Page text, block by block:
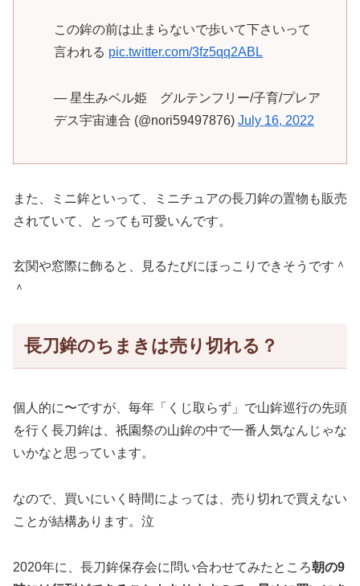
この鉾の前は止まらないで歩いて下さいって
言われる pic.twitter.com/3fz5qq2ABL
— 星生みベル姫 グルテンフリー/子育/プレア
デス宇宙連合 (@nori59497876) July 16, 2022
また、ミニ鉾といって、ミニチュアの長刀鉾の置物も販売
されていて、とっても可愛いんです。
玄関や窓際に飾ると、見るたびにほっこりできそうです＾
＾
長刀鉾のちまきは売り切れる？
個人的に〜ですが、毎年「くじ取らず」で山鉾巡行の先頭
を行く長刀鉾は、祇園祭の山鉾の中で一番人気なんじゃな
いかなと思っています。
なので、買いにいく時間によっては、売り切れで買えない
ことが結構あります。泣
2020年に、長刀鉾保存会に問い合わせてみたところ朝の9